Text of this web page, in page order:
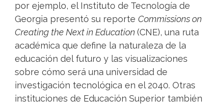
por ejemplo, el Instituto de Tecnología de
Georgia presentó su reporte Commissions on
Creating the Next in Education (CNE), una ruta
académica que define la naturaleza de la
educación del futuro y las visualizaciones
sobre cómo será una universidad de
investigación tecnológica en el 2040. Otras
instituciones de Educación Superior también